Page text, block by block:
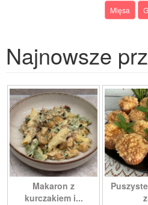
Mięsa
Najnowsze
Makaron z
kurczakiem i...